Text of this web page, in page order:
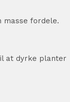
masse fordele.
at dyrke planter